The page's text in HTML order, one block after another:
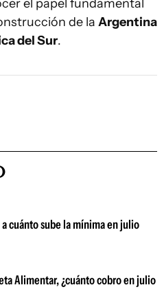
el papel fundamental
de la Argentina
del Sur.
cuánto sube la mínima en julio
Alimentar, ¿cuánto cobro en julio